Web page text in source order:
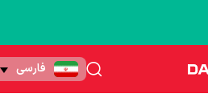
فارسی